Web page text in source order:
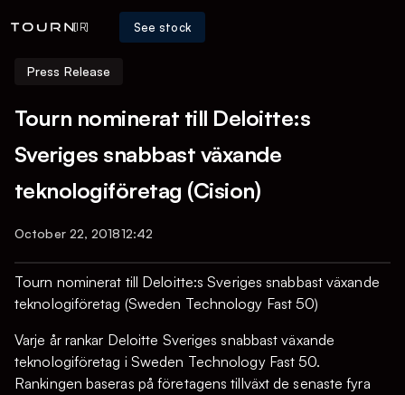
[IR] See stock
Press Release
Tourn nominerat till Deloitte:s
Sveriges snabbast växande
teknologiföretag (Cision)
October 22, 201812:42
Tourn nominerat till Deloitte:s Sveriges snabbast växande
teknologiföretag (Sweden Technology Fast 50)
Varje år rankar Deloitte Sveriges snabbast växande
teknologiföretag i Sweden Technology Fast 50.
Rankingen baseras på företagens tillväxt de senaste fyra